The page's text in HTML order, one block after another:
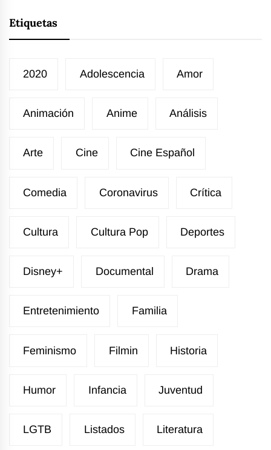
Etiquetas
2020 Adolescencia Amor
Animación Anime Análisis
Arte Cine Cine Español
Comedia Coronavirus Crítica
Cultura Cultura Pop Deportes
Disney+ Documental Drama
Entretenimiento Familia
Feminismo Filmin Historia
Humor Infancia Juventud
LGTB Listados Literatura